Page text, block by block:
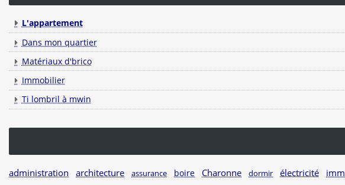
L'appartement
Dans mon quartier
Matériaux d'brico
Immobilier
Ti lombril à mwin
administration architecture assurance boire Charonne dormir électricité